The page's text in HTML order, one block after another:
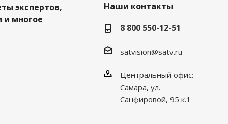
экспертов,
и многое
Наши контакты
8 800 550-12-51
satvision@satv.ru
Центральный офис:
Самара, ул.
Санфировой, 95 к.1